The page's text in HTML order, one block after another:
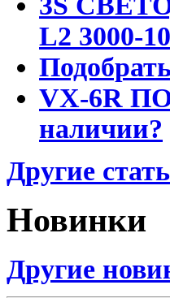
L2 3000-
VX-6R
наличии?
Другие
Новинки
Другие